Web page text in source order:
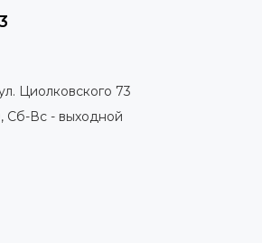
Циолковского 73
Сб-Вс - выходной